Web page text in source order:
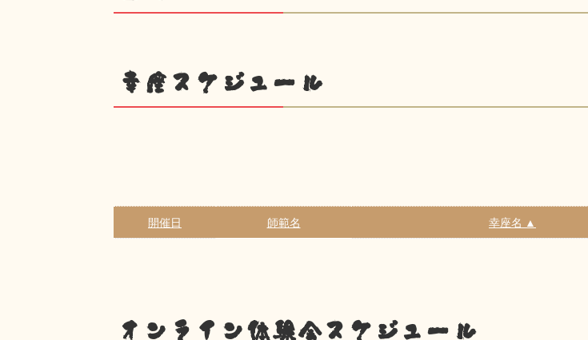
幸座スケジュール
開催日 師範名 幸座名 ▲
オンライン体験会スケジュール